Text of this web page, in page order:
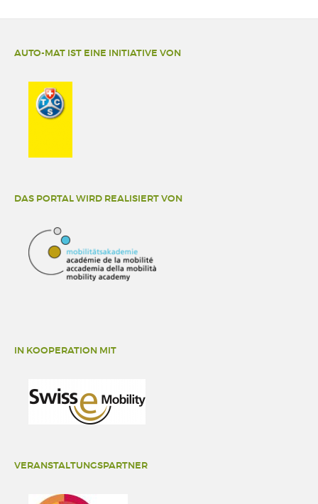
AUTO-MAT IST EINE INITIATIVE VON
DAS PORTAL WIRD REALISIERT VON
IN KOOPERATION MIT
VERANSTALTUNGSPARTNER